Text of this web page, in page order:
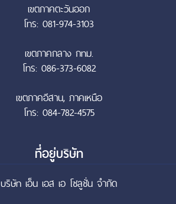
เขตภาคตะวันออก
โทร: 081-974-3103
เขตภาคกลาง กทม.
โทร: 086-373-6082
เขตภาคอีสาน, ภาคเหนือ
โทร: 084-782-4575
ที่อยู่บริษัท
บริษัท เอ็น เอส เอ โซลูชั่น จำกัด